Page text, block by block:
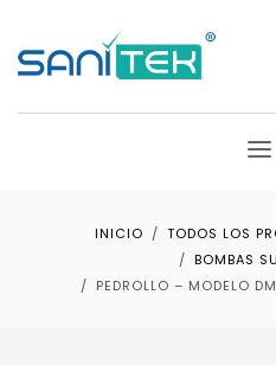
INICIO TODOS LOS
BOMBAS
PEDROLLO – MODELO